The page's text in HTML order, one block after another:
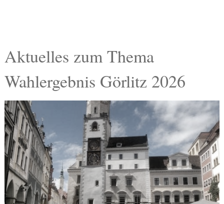
Gesundheit
Kultur
Termine
Kostenlos
Aktuelles zum Thema
Wahlergebnis Görlitz 2026